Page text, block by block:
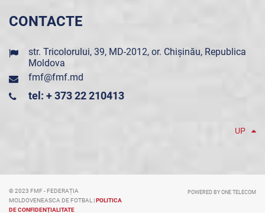
CONTACTE
str. Tricolorului, 39, MD-2012, or. Chișinău, Republica
Moldova
fmf@fmf.md
tel: + 373 22 210413
UP
© 2023 FMF - FEDERAȚIA
MOLDOVENEASCA DE FOTBAL |POLITICA
DE CONFIDENȚIALITATE
POWERED BY ONE TELECOM